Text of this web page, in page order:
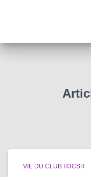
VIE DU CLUB H3CSR